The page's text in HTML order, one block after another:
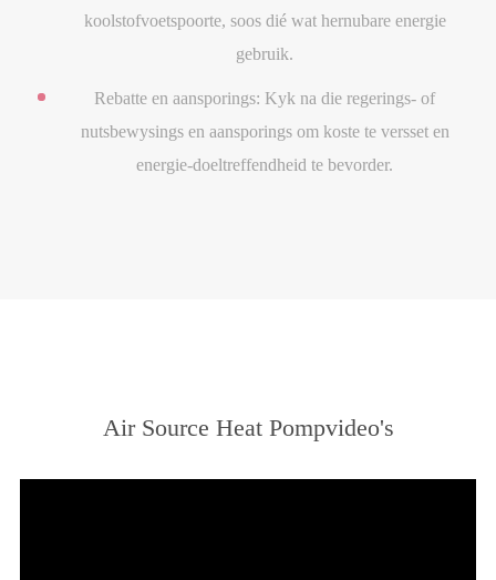
koolstofvoetspoorte, soos dié wat hernubare energie
gebruik.
Rebatte en aansporings: Kyk na die regerings- of
nutsbewysings en aansporings om koste te versset en
energie-doeltreffendheid te bevorder.
Air Source Heat Pompvideo's